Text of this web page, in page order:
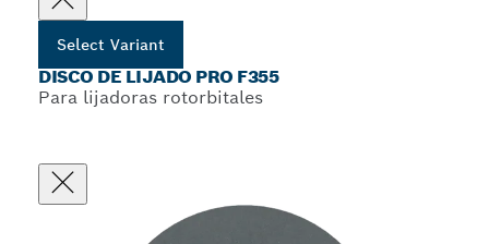
Select Variant
DISCO DE LIJADO PRO F355
Para lijadoras rotorbitales